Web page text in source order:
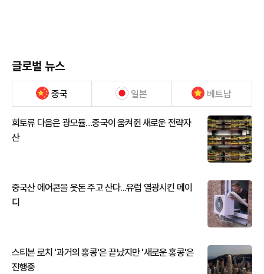
글로벌 뉴스
중국 일본 베트남
희토류 다음은 광모듈…중국이 움켜쥔 새로운 전략자
산
중국산 에어콘을 웃돈 주고 산다...유럽 열광시킨 메이
디
스티븐 로치 '과거의 홍콩'은 끝났지만 '새로운 홍콩'은
진행중